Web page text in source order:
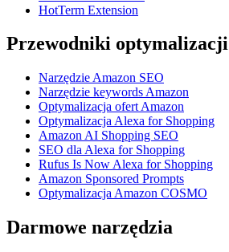
HotTerm Extension
Przewodniki optymalizacji
Narzędzie Amazon SEO
Narzędzie keywords Amazon
Optymalizacja ofert Amazon
Optymalizacja Alexa for Shopping
Amazon AI Shopping SEO
SEO dla Alexa for Shopping
Rufus Is Now Alexa for Shopping
Amazon Sponsored Prompts
Optymalizacja Amazon COSMO
Darmowe narzędzia